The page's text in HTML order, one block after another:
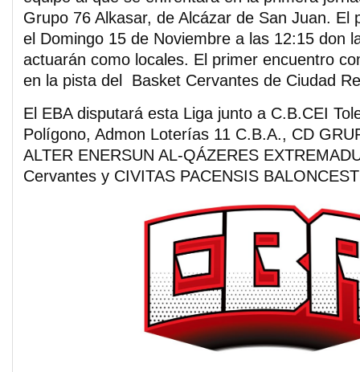
Grupo 76 Alkasar, de Alcázar de San Juan. El
el Domingo 15 de Noviembre a las 12:15 don
actuarán como locales. El primer encuentro
en la pista del Basket Cervantes de Ciudad
El EBA disputará esta Liga junto a C.B.CEI
Polígono, Admon Loterías 11 C.B.A., CD
ALTER ENERSUN AL-QÁZERES
Cervantes y CIVITAS PACENSIS